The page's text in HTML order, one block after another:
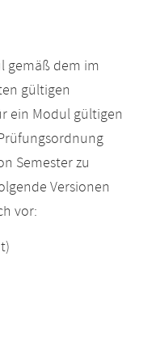
gemäß dem im
gültigen
ein Modul gültigen
Semester zu
Versionen
vor: